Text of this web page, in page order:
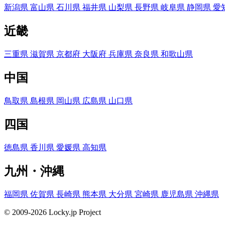
新潟県 富山県 石川県 福井県 山梨県 長野県 岐阜県 静岡県 愛
近畿
三重県 滋賀県 京都府 大阪府 兵庫県 奈良県 和歌山県
中国
鳥取県 島根県 岡山県 広島県 山口県
四国
徳島県 香川県 愛媛県 高知県
九州・沖縄
福岡県 佐賀県 長崎県 熊本県 大分県 宮崎県 鹿児島県 沖縄県
© 2009-2026 Locky.jp Project